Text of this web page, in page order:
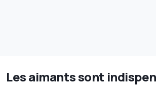
Les aimants sont